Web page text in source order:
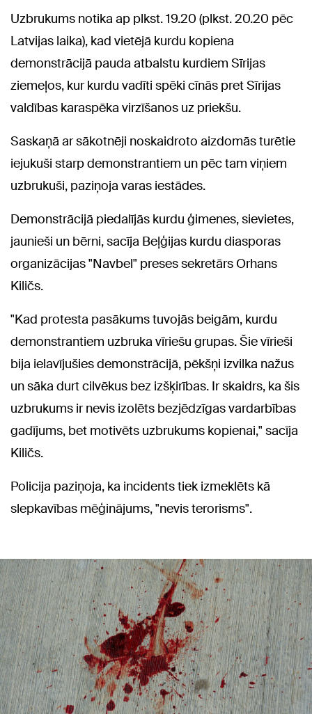
Uzbrukums notika ap plkst. 19.20 (plkst. 20.20 pēc
Latvijas laika), kad vietējā kurdu kopiena
demonstrācijā pauda atbalstu kurdiem Sīrijas
ziemeļos, kur kurdu vadīti spēki cīnās pret Sīrijas
valdības karaspēka virzīšanos uz priekšu.
Saskaņā ar sākotnēji noskaidroto aizdomās turētie
iejukuši starp demonstrantiem un pēc tam viņiem
uzbrukuši, paziņoja varas iestādes.
Demonstrācijā piedalījās kurdu ģimenes, sievietes,
jaunieši un bērni, sacīja Beļģijas kurdu diasporas
organizācijas "Navbel" preses sekretārs Orhans
Kiličs.
"Kad protesta pasākums tuvojās beigām, kurdu
demonstrantiem uzbruka vīriešu grupas. Šie vīrieši
bija ielavījušies demonstrācijā, pēkšņi izvilka nažus
un sāka durt cilvēkus bez izšķirības. Ir skaidrs, ka šis
uzbrukums ir nevis izolēts bezjēdzīgas vardarbības
gadījums, bet motivēts uzbrukums kopienai," sacīja
Kiličs.
Policija paziņoja, ka incidents tiek izmeklēts kā
slepkavības mēģinājums, "nevis terorisms".